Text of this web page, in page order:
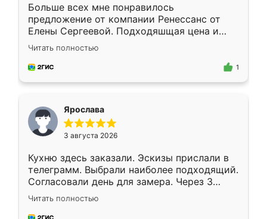
Больше всех мне понравилось
предложение от компании Ренессанс от
Елены Сергеевой. Подходяшщая цена и
короткие сроки изготовления. Приехавший
для замера сотрудник Владислав
предложил по моему эскизу самый
Читать полностью
1
Ярослава
3 августа 2026
Кухню здесь заказали. Эскизы прислали в
телеграмм. Выбрали наиболее подходящий.
Согласовали день для замера. Через 3
недели кухня была уже готова. Остались
довольны работой. Спасибо Ренессанс
Читать полностью